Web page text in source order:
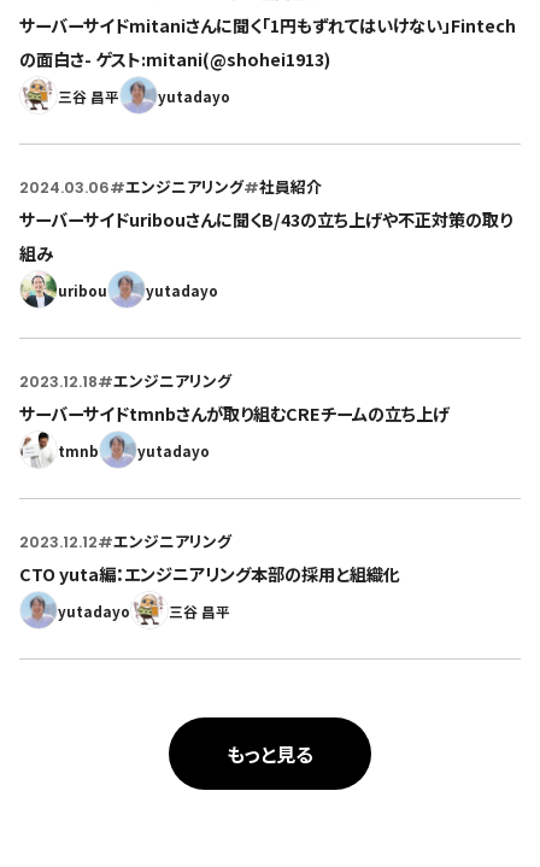
サーバーサイドmitaniさんに聞く「1円もずれてはいけない」Fintech
の面白さ- ゲスト:mitani(@shohei1913)
三谷 昌平 yutadayo
2024.03.06#エンジニアリング#社員紹介
サーバーサイドuribouさんに聞くB/43の立ち上げや不正対策の取り
組み
uribou yutadayo
2023.12.18#エンジニアリング
サーバーサイドtmnbさんが取り組むCREチームの立ち上げ
tmnb yutadayo
2023.12.12#エンジニアリング
CTO yuta編：エンジニアリング本部の採用と組織化
yutadayo 三谷 昌平
もっと見る